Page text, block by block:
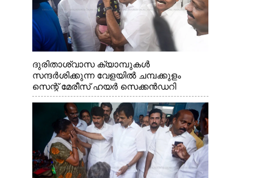
ദുരിതാശ്വാസ ക്യാമ്പുകൾ
സന്ദർശിക്കുന്ന വേളയിൽ ചമ്പക്കുളം
സെന്റ് മേരീസ് ഹയർ സെക്കൻഡറി
സ്കൂളിലെ ക്യാമ്പിലെത്തിയ എ.ഐ.സി.സി
ജനറൽ സെക്രട്ടറി കെ.സി
വേണുഗോപാൽ എം.പി കുരുന്നിനെ
എടുത്ത് ലാളിച്ചപ്പോൾ. സഹകരണ-
എക്സൈസ് വകുപ്പ് മന്ത്രി എം. ലിജു,
കൃഷിവകുപ്പ് മന്ത്രി ടി. സിദ്ദിഖ്, റെജി
ചെറിയാൻ എം. എൽ. എ എന്നിവർ സമീപം